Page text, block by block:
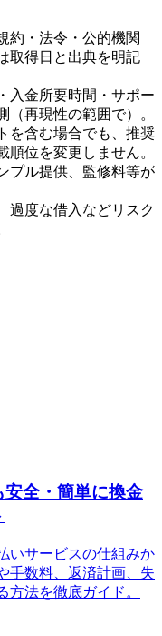
約・法令・公的機関
取得日と出典を明記
入金所要時間・サポー
（再現性の範囲で）。
を含む場合でも、推奨
位を変更しません。
プル提供、監修料等が
過度な借入などリスク
安全・簡単に換金
いサービスの仕組みか
手数料、返済計画、失
法を徹底ガイド。